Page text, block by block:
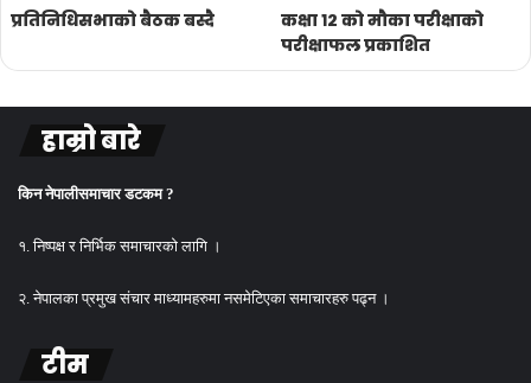
प्रतिनिधिसभाको बैठक बस्दै
कक्षा १२ को मौका परीक्षाको
परीक्षाफल प्रकाशित
हाम्रो बारे
किन नेपालीसमाचार डटकम ?
१. निष्पक्ष र निर्भिक समाचारको लागि ।
२. नेपालका प्रमुख संचार माध्यामहरुमा नसमेटिएका समाचारहरु पढ्न ।
टीम